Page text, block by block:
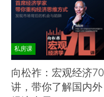
私房课
向松祚：宏观经济70
讲，带你了解国内外